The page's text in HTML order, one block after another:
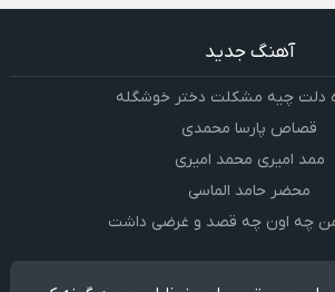
آهنگ جدید
دلت چیه مشکلت دختر خوشگله
قصاص پارسا محمدی
ممد امیری محمد امیری
محضر حامد الماسی
من چه اون چه قصد و غرضی داشت